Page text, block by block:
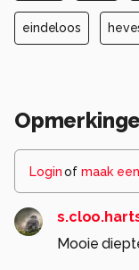
eindeloos
Loginof maak
Mooie